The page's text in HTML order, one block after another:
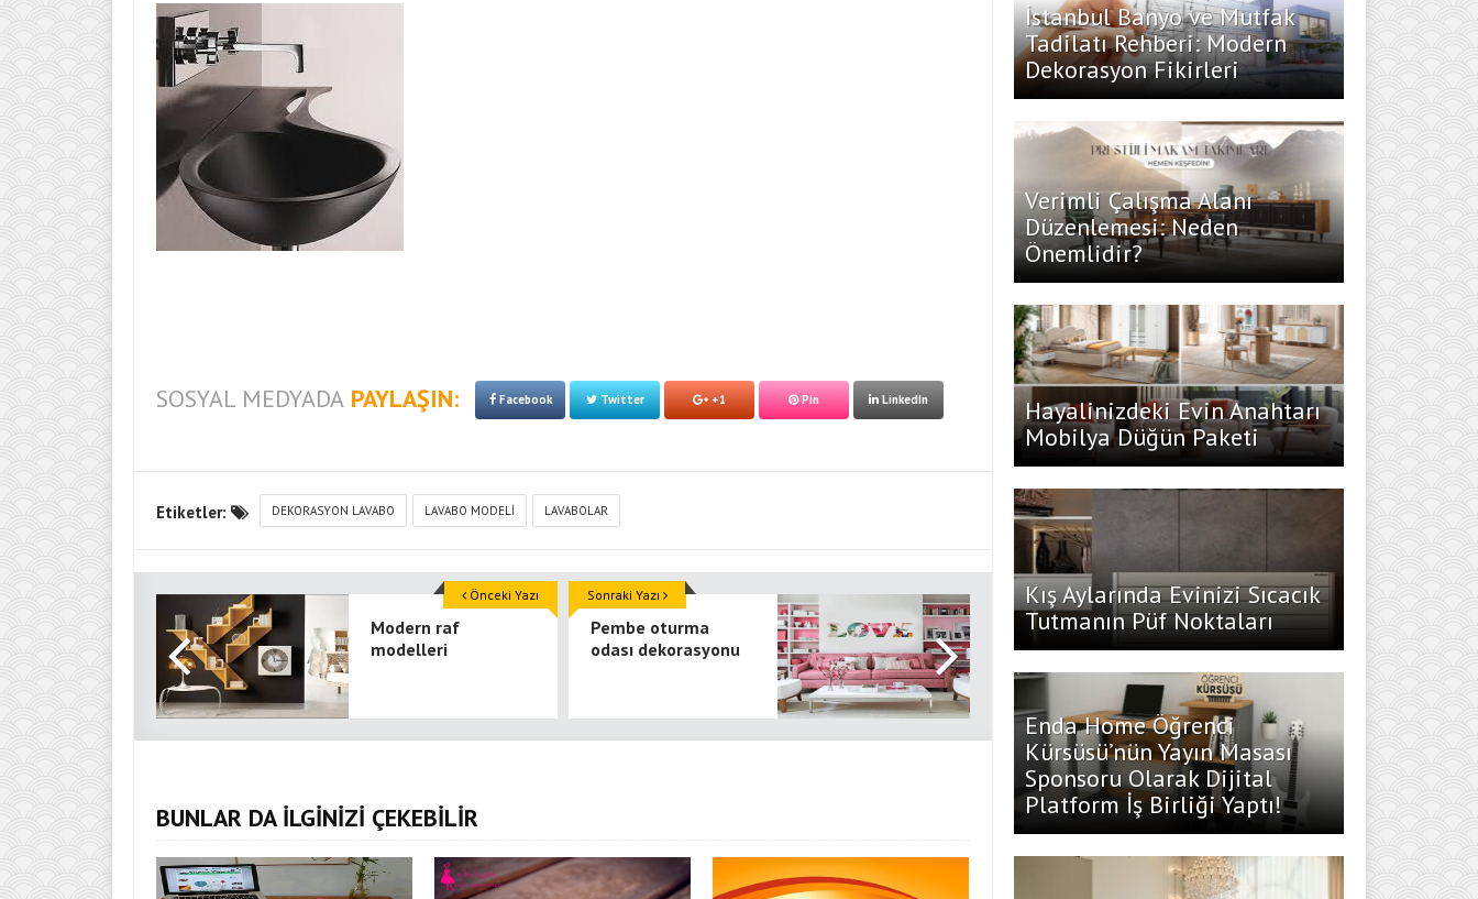
SOSYAL MEDYADA PAYLAŞIN: Facebook Twitter +1 Pin LinkedIn
Etiketler: DEKORASYON LAVABO LAVABO MODELI LAVABOLAR
Modern raf
modelleri
Önceki Yazı
Pembe oturma
odası dekorasyonu
Sonraki Yazı
BUNLAR DA İLGİNİZİ ÇEKEBİLİR
İstanbul Banyo ve Mutfak
Tadilatı Rehberi: Modern
Dekorasyon Fikirleri
Verimli Çalışma Alanı
Düzenlemesi: Neden
Önemlidir?
Hayalinizdeki Evin Anahtarı
Mobilya Düğün Paketi
Kış Aylarında Evinizi Sıcacık
Tutmanın Püf Noktaları
Enda Home Öğrenci
Kürsüsü’nün Yayın Masası
Sponsoru Olarak Dijital
Platform İş Birliği Yaptı!